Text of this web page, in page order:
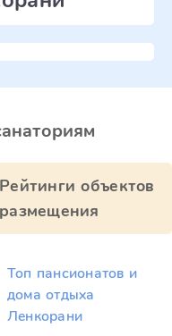
Рейтинги объектов
размещения
Топ пансионатов и
дома отдыха
Ленкорани